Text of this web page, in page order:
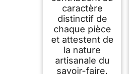
caractère
distinctif de
chaque pièce
et attestent de
la nature
artisanale du
savoir-faire.